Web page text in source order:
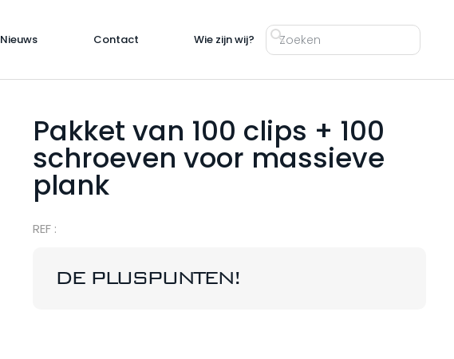
Nieuws Contact Wie zijn wij?
Pakket van 100 clips + 100
schroeven voor massieve
plank
REF :
DE PLUSPUNTEN!